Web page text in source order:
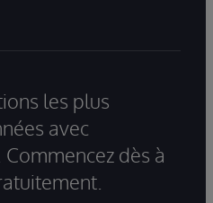
les plus
avec
dès à